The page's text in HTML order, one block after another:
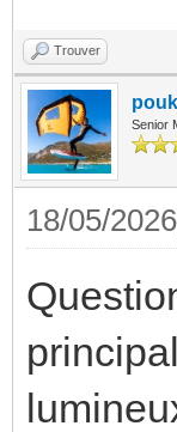
Trouver
Senior
18/05/